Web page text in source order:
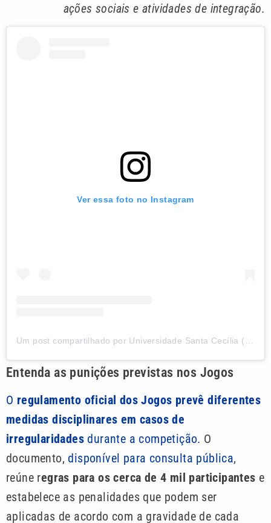
ações sociais e atividades de integração.
Ver essa foto no Instagram
Entenda as punições previstas nos Jogos
O regulamento oficial dos Jogos prevê diferentes
medidas disciplinares em casos de
irregularidades durante a competição. O
documento, disponível para consulta pública,
reúne regras para os cerca de 4 mil participantes e
estabelece as penalidades que podem ser
aplicadas de acordo com a gravidade de cada